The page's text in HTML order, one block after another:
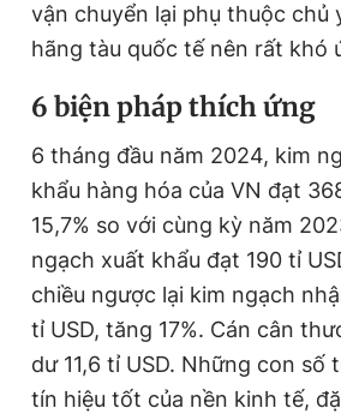
vận chuyển lại phụ thuộc chủ
hãng tàu quốc tế nên rất khó
6 biện pháp thích ứng
6 tháng đầu năm 2024, kim
khẩu hàng hóa của VN đạt
15,7% so với cùng kỳ năm
ngạch xuất khẩu đạt 190 tỉ
chiều ngược lại kim ngạch
tỉ USD, tăng 17%. Cán cân
dư 11,6 tỉ USD. Những con số
tín hiệu tốt của nền kinh tế,